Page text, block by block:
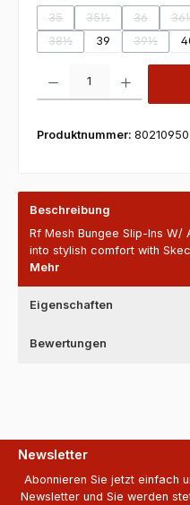
35
(Diese Option ist zurzeit
35½
(Diese Option ist
36
(Diese
38½
(Diese Option ist zurzeit
39 39½
(Diese
Produkt Anzahl: Gib den
Produktnummer:
Beschreibung
Rf Mesh Bungee Slip-Ins W/
into stylish comfort with
Mehr
Eigenschaften
Bewertungen
Newsletter
Abonnieren Sie jetzt einfach
Newsletter und Sie werden